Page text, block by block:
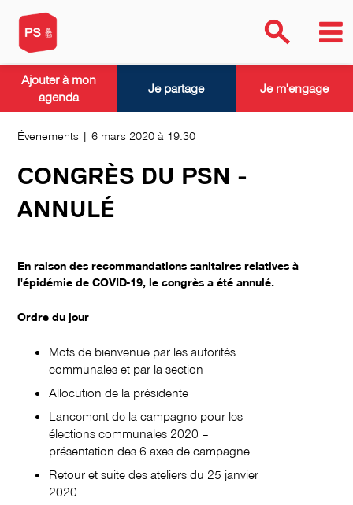
Évenements | 6 mars 2020 à 19:30
CONGRÈS DU PSN -
ANNULÉ
En raison des recommandations sanitaires relatives à
l'épidémie de COVID-19, le congrès a été annulé.
Ordre du jour
Mots de bienvenue par les autorités
communales et par la section
Allocution de la présidente
Lancement de la campagne pour les
élections communales 2020 –
présentation des 6 axes de campagne
Retour et suite des ateliers du 25 janvier
2020
Ajouter à mon
agenda
Je partage Je m'engage